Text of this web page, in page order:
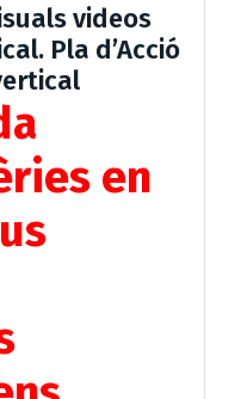
videos
Pla d’Acció
en